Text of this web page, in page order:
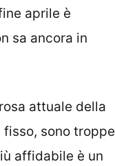
aprile è
sa ancora in
attuale della
fisso, sono troppe
affidabile è un